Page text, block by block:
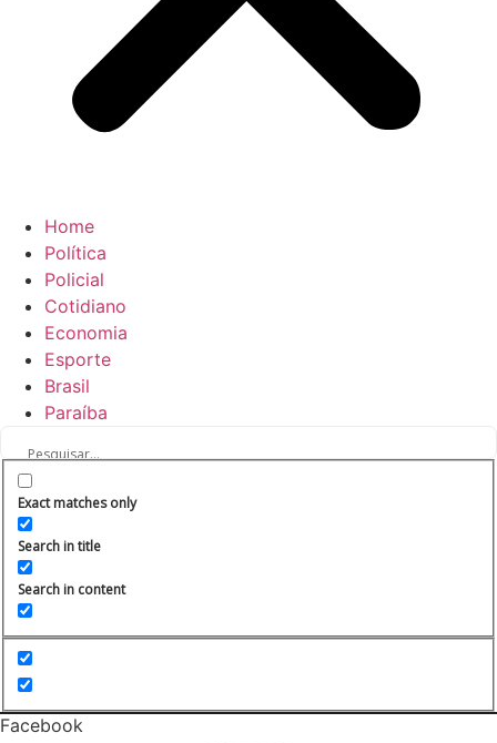
Home
Política
Policial
Cotidiano
Economia
Esporte
Brasil
Paraíba
Exact matches only
Search in title
Search in content
Facebook